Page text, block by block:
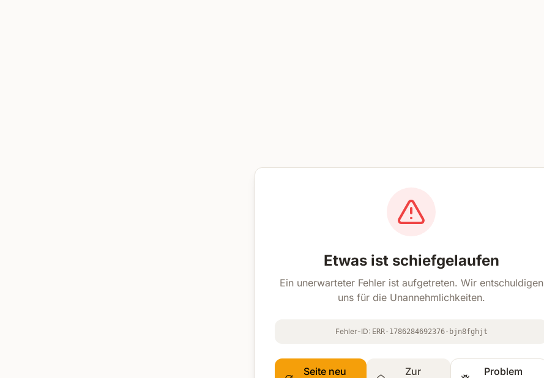
Etwas ist schiefgelaufen
Ein unerwarteter Fehler ist aufgetreten. Wir entschuldigen
uns für die Unannehmlichkeiten.
Fehler-ID: ERR-1786284692376-bjn8fghjt
Seite neu
Zur
Problem